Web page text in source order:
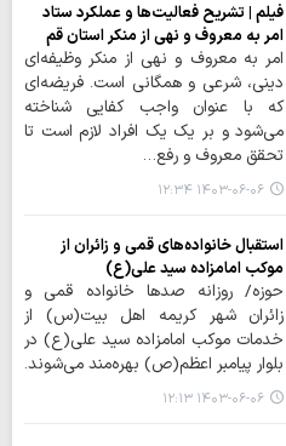
فیلم | تشریح فعالیت‌ها و عملکرد ستاد
امر به معروف و نهی از منکر استان قم
امر به معروف و نهی از منکر وظیفه‌ای
دینی، شرعی و همگانی است. فریضه‌ای
که با عنوان واجب کفایی شناخته
می‌شود و بر یک یک افراد لازم است تا
تحقق معروف و رفع…
۱۴۰۳-۰۶-۰۶ ۱۲:۳۴
استقبال خانواده‌های قمی و زائران از
موکب امامزاده سید علی(ع)
حوزه/ روزانه صدها خانواده قمی و
زائران شهر کریمه اهل بیت(س) از
خدمات موکب امامزاده سید علی(ع) در
بلوار پیامبر اعظم(ص) بهره‌مند می‌شوند.
۱۴۰۳-۰۶-۰۶ ۱۲:۱۳